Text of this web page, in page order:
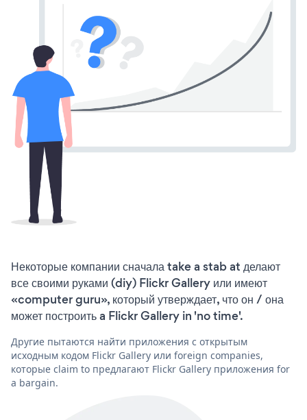
Некоторые компании сначала take a stab at делают
все своими руками (diy) Flickr Gallery или имеют
«computer guru», который утверждает, что он / она
может построить a Flickr Gallery in 'no time'.
Другие пытаются найти приложения с открытым
исходным кодом Flickr Gallery или foreign companies,
которые claim to предлагают Flickr Gallery приложения for
a bargain.